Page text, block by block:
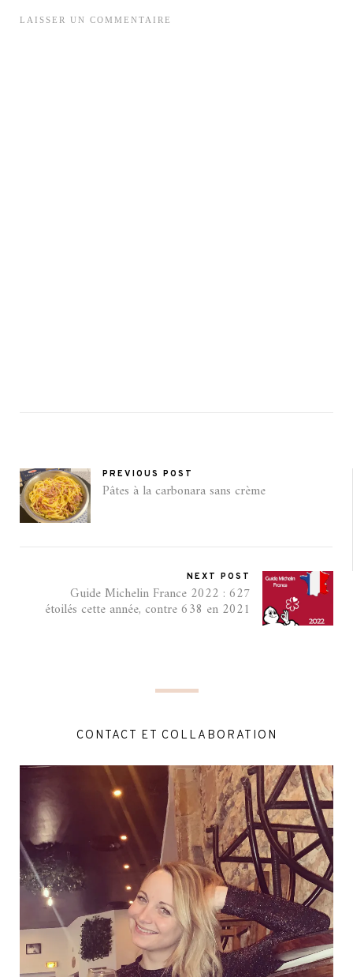
LAISSER UN COMMENTAIRE
PREVIOUS POST
Pâtes à la carbonara sans crème
NEXT POST
Guide Michelin France 2022 : 627
étoilés cette année, contre 638 en 2021
CONTACT ET COLLABORATION